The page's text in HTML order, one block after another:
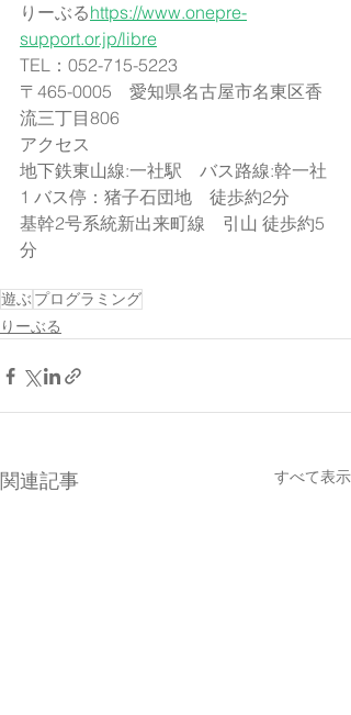
りーぶるhttps://www.onepre-
support.or.jp/libre
TEL：052-715-5223​
〒465-0005　愛知県名古屋市名東区香
流三丁目806
アクセス
地下鉄東山線:一社駅　バス路線:幹一社
1 バス停：猪子石団地　徒歩約2分
基幹2号系統新出来町線　引山 徒歩約5
分
遊ぶプログラミング
りーぶる
関連記事 すべて表示